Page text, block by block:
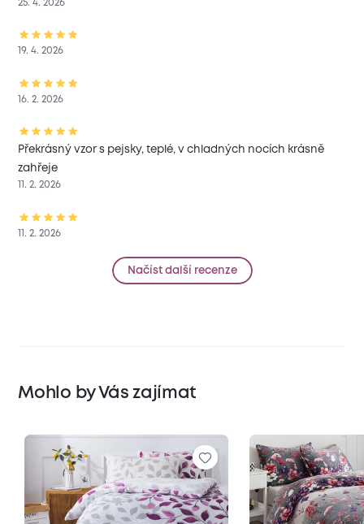
25. 4. 2026
19. 4. 2026
16. 2. 2026
Překrásný vzor s pejsky, teplé, v chladných nocích krásně
zahřeje
11. 2. 2026
11. 2. 2026
Načíst další recenze
Mohlo by Vás zajímat